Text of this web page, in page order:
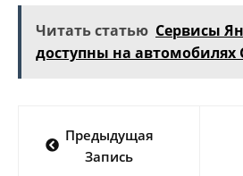
Читать статью Сервисы
доступны на автомобилях
по
Предыдущая
Запись